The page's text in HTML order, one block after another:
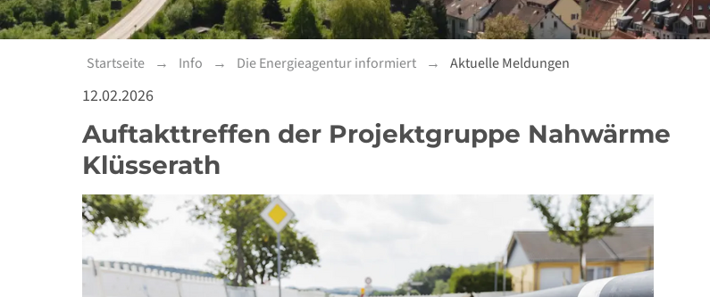
Startseite Info Die Energieagentur informiert Aktuelle Meldungen
12.02.2026
Auftakttreffen der Projektgruppe Nahwärme
Klüsserath